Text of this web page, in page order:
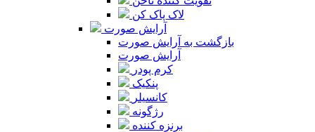
لاک پاک کن
آرایش صورت
بازگشت به آرایش صورت
آرایش صورت
کرم پودر
پنکیک
کانسیلر
رژگونه
برنزه کننده